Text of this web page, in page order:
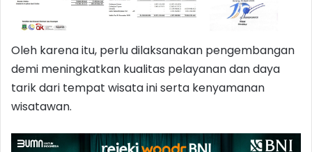
Oleh karena itu, perlu dilaksanakan pengembangan
demi meningkatkan kualitas pelayanan dan daya
tarik dari tempat wisata ini serta kenyamanan
wisatawan.